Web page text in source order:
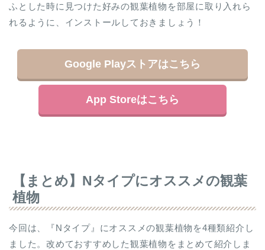
ふとした時に見つけた好みの観葉植物を部屋に取り入れら
れるように、インストールしておきましょう！
Google Playストアはこちら
App Storeはこちら
【まとめ】Nタイプにオススメの観葉
植物
今回は、『Nタイプ』にオススメの観葉植物を4種類紹介し
ました。改めておすすめした観葉植物をまとめて紹介しま